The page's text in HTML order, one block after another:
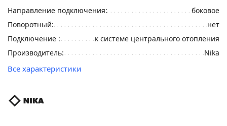
Направление подключения:
боковое
Поворотный:
нет
Подключение :
к системе центрального отопления
Производитель:
Nika
Все характеристики